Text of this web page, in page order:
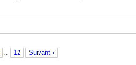
12 Suivant ›